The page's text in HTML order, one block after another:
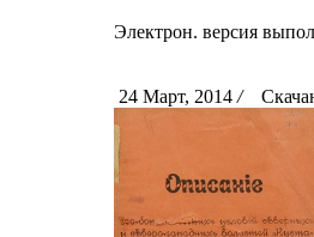
Электрон. версия
24 Март, 2014 /